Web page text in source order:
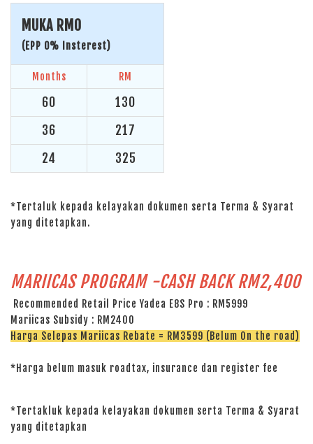
MUKA RM0
(EPP 0% Insterest)
Months RM
60
130
36
217
24
325
*Tertaluk kepada kelayakan dokumen serta Terma & Syarat
yang ditetapkan.
MARIICAS PROGRAM -CASH BACK RM2,400
Recommended Retail Price Yadea E8S Pro : RM5999
Mariicas Subsidy : RM2400
Harga Selepas Mariicas Rebate = RM3599 (Belum On the road)
*Harga belum masuk roadtax, insurance dan register fee
*Tertakluk kepada kelayakan dokumen serta Terma & Syarat
yang ditetapkan